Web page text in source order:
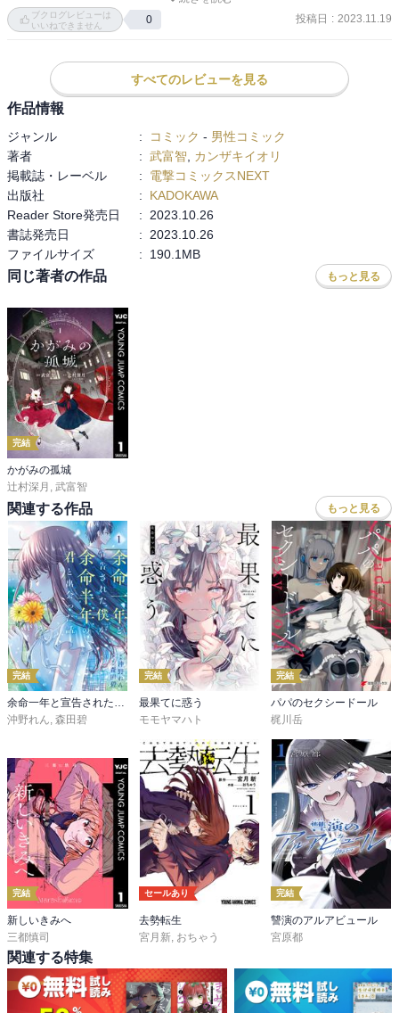
なかなか救いのない結果にしかならなさそうだけど、これどうなる
人間関係も狭すぎる(笑)
水原家と石田家の接点が多すぎる。
千尋と瑠花は今のとこ事件には未関係だけど、このまま無関係でも
いられないだろうし、続きが気になる。
流花が死んだ原因も気になるけど、その辺もちゃんと書かれるのか
しら？
ブクログレビューは
いいねできません
0 投稿日 : 2023.11.19
すべてのレビューを見る
作品情報
ジャンル : コミック - 男性コミック
著者
: 武富智
カンザキイオリ
掲載誌・レーベル
:
電撃コミックスNEXT
出版社
:
KADOKAWA
Reader Store発売日
:
2023.10.26
書誌発売日
:
2023.10.26
ファイルサイズ
: 190.1MB
同じ著者の作品 もっと見る
完結
かがみの孤城
辻村深月 , 武富智
関連する作品 もっと見る
完結
沖野れん 森田碧
完結
最果てに惑う
モモヤマハト
完結
パパのセクシードール
梶川岳
完結
新しいきみへ
三都慎司
セールあり
去勢転生
宮月新, おちゃう
完結
讐演のアルアビュール
宮原都
関連する特集